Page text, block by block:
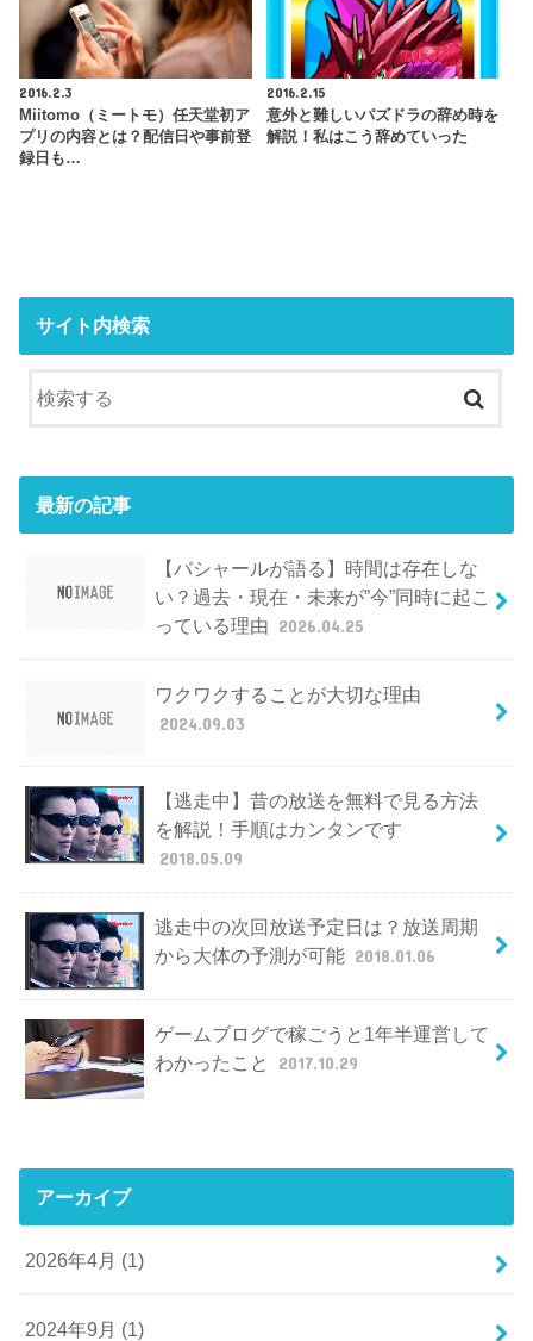
2016.2.3
Miitomo（ミートモ）任天堂初ア
プリの内容とは？配信日や事前登
録日も…
2016.2.15
意外と難しいパズドラの辞め時を
解説！私はこう辞めていった
サイト内検索
最新の記事
【バシャールが語る】時間は存在しな
い？過去・現在・未来が”今”同時に起こ
っている理由 2026.04.25
ワクワクすることが大切な理由
2024.09.03
【逃走中】昔の放送を無料で見る方法
を解説！手順はカンタンです
2018.05.09
逃走中の次回放送予定日は？放送周期
から大体の予測が可能 2018.01.06
ゲームブログで稼ごうと1年半運営して
わかったこと
2017.10.29
アーカイブ
2026年4月 (1)
2024年9月 (1)